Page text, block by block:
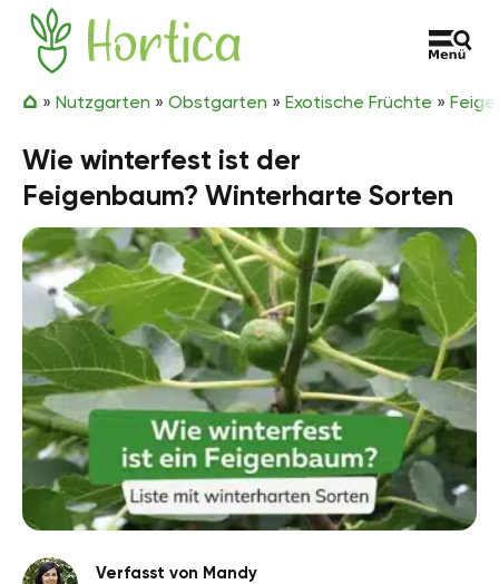
Zum Inhalt springen
Hortica
» Nutzgarten » Obstgarten » Exotische Früchte »
Wie winterfest ist der
Feigenbaum? Winterharte Sorten
Verfasst von Mandy